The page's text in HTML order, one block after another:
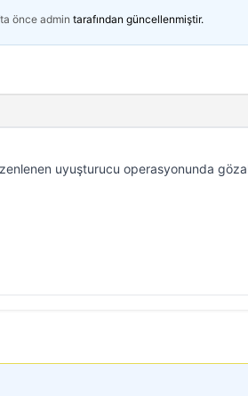
önce admin tarafından güncellenmiştir.
uyuşturucu operasyonunda